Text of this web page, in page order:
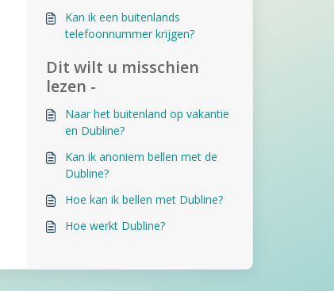
Kan ik een buitenlands
telefoonnummer krijgen?
Dit wilt u misschien
lezen -
Naar het buitenland op vakantie
en Dubline?
Kan ik anoniem bellen met de
Dubline?
Hoe kan ik bellen met Dubline?
Hoe werkt Dubline?